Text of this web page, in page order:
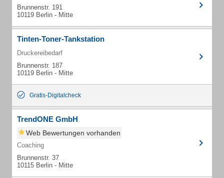
Brunnenstr. 191
10119 Berlin - Mitte
Tinten-Toner-Tankstation
Druckereibedarf
Brunnenstr. 187
10119 Berlin - Mitte
Gratis-Digitalcheck
TrendONE GmbH
Web Bewertungen vorhanden
Coaching
Brunnenstr. 37
10115 Berlin - Mitte